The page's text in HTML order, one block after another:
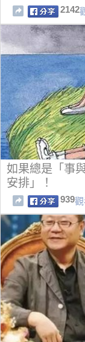
2142
如果總是「事
安排」！
939